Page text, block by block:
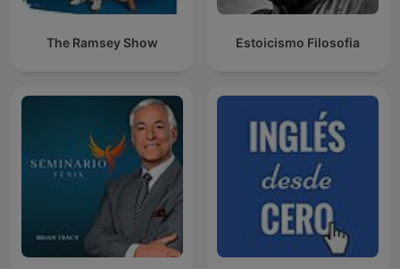
The Ramsey Show Estoicismo Filosofia